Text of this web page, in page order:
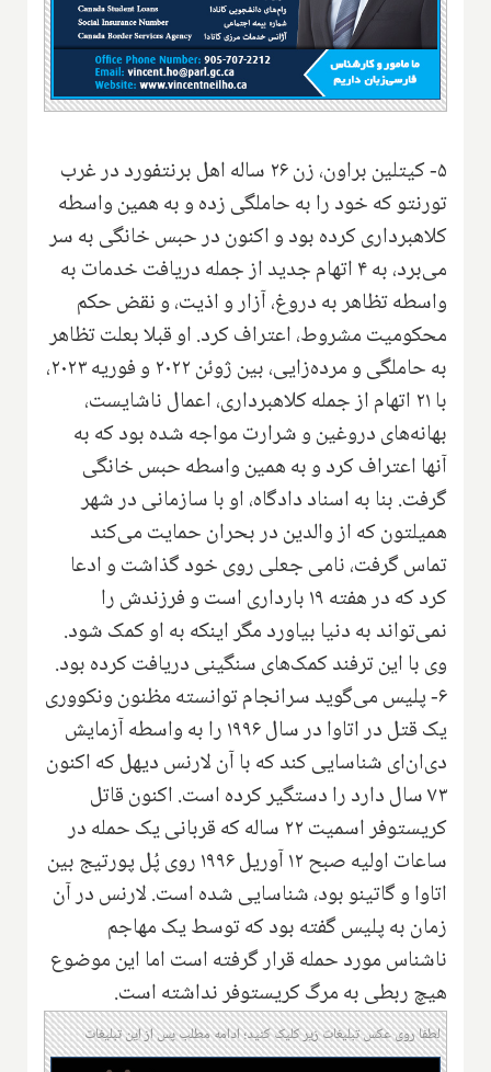
۵- کیتلین براون، زن ۲۶ ساله اهل برنتفورد در غرب
تورنتو که خود را به حاملگی زده و به همین واسطه
کلاهبرداری کرده بود و اکنون در حبس خانگی به سر
می‌برد، به ۴ اتهام جدید از جمله دریافت خدمات به
واسطه تظاهر به دروغ، آزار و اذیت، و نقض حکم
محکومیت مشروط، اعتراف کرد. او قبلا بعلت تظاهر
به حاملگی و مرده‌زایی، بین ژوئن ۲۰۲۲ و فوریه ۲۰۲۳،
با ۲۱ اتهام از جمله کلاهبرداری، اعمال ناشایست،
بهانه‌های دروغین و شرارت مواجه شده بود که به
آنها اعتراف کرد و به همین واسطه حبس خانگی
گرفت. بنا به اسناد دادگاه، او با سازمانی در شهر
همیلتون که از والدین در بحران حمایت می‌کند
تماس گرفت، نامی جعلی روی خود گذاشت و ادعا
کرد که در هفته ۱۹ بارداری است و فرزندش را
نمی‌تواند به دنیا بیاورد مگر اینکه به او کمک شود.
وی با این ترفند کمک‌های سنگینی دریافت کرده بود.
۶- پلیس می‌گوید سرانجام توانسته مظنون ونکووری
یک قتل در اتاوا در سال ۱۹۹۶ را به واسطه آزمایش
دی‌ان‌ای شناسایی کند که با آن لارنس دیهل که اکنون
۷۳ سال دارد را دستگیر کرده است. اکنون قاتل
کریستوفر اسمیت ۲۲ ساله که قربانی یک حمله در
ساعات اولیه صبح ۱۲ آوریل ۱۹۹۶ روی پُل پورتیج بین
اتاوا و گاتینو بود، شناسایی شده است. لارنس در آن
زمان به پلیس گفته بود که توسط یک مهاجم
ناشناس مورد حمله قرار گرفته است اما این موضوع
هیچ ربطی به مرگ کریستوفر نداشته است.
لطفا روی عکس تبلیغات زیر کلیک کنید؛ ادامه مطلب پس از این تبلیغات